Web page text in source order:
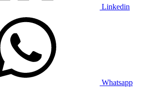
Linkedin
Whatsapp